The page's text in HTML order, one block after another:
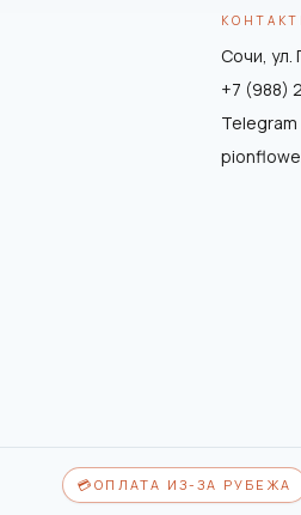
Сочи, ул.
+7 (988)
Telegram
💳ОПЛАТА ИЗ-ЗА РУБЕЖА